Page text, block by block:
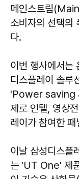
메인스트림
소비자의 선택의
다.
이번 행사에서는
디스플레이 솔루
'Power saving
제로 인텔, 영상
레이가 참여한
이날 삼성디스플
는 'UT One' 제